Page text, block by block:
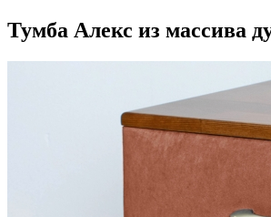
Тумба Алекс из массива